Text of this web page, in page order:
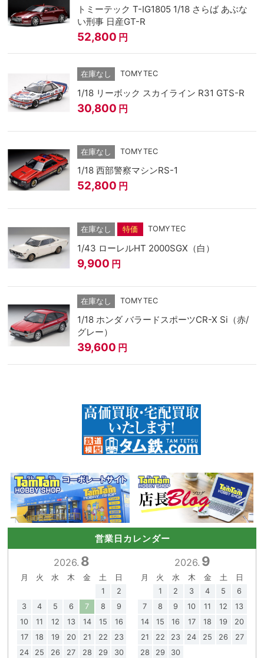
トミーテック T-IG1805 1/18 さらば あぶな
い刑事 日産GT-R
52,800 円
在庫なし TOMYTEC
1/18 リーボック スカイライン R31 GTS-R
30,800 円
在庫なし TOMYTEC
1/18 西部警察マシンRS-1
52,800 円
在庫なし 特価 TOMYTEC
1/43 ローレルHT 2000SGX（白）
9,900 円
在庫なし TOMYTEC
1/18 ホンダ バラードスポーツCR-X Si（赤/
グレー）
39,600 円
営業日カレンダー
2026. 8
月 火 水 木 金 土
日
1
2
3
4 5 6 7 8
9
10
11 12 13 14 15
16
17
18 19 20 21 22
23
24
25 26 27 28 29
30
2026. 9
月 火 水 木 金 土
日
1
2 3 4 5
6
7
8 9 10 11 12
13
14
15 16 17 18 19
20
21
22 23 24 25 26
27
28
29 30